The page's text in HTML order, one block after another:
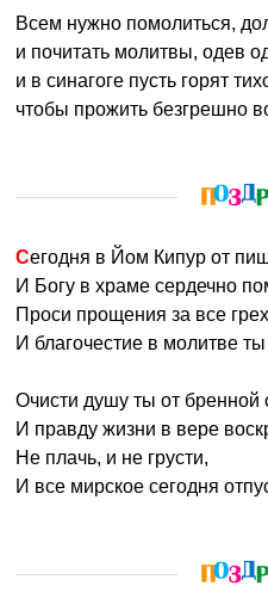
Всем нужно помолиться,
и почитать молитвы, одев
и в синагоге пусть горят
чтобы прожить безгрешно
Сегодня в Йом Кипур от
И Богу в храме сердечно
Проси прощения за все
И благочестие в молитве
Очисти душу ты от бренной
И правду жизни в вере
Не плачь, и не грусти,
И все мирское сегодня